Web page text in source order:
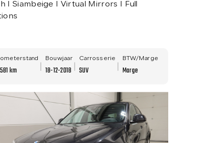
I Siambeige I Virtual Mirrors I Full
km
Bouwjaar
18-12-2018
Carrosserie
SUV
BTW/Marge
Marge